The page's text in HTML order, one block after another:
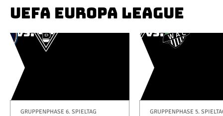
UEFA EUROPA LEAGUE
GRUPPENPHASE 6. SPIELTAG GRUPPENPHASE 5.